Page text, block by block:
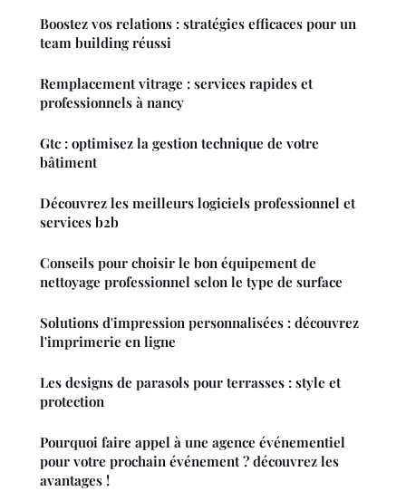
Boostez vos relations : stratégies efficaces pour un
team building réussi
Remplacement vitrage : services rapides et
professionnels à nancy
Gtc : optimisez la gestion technique de votre
bâtiment
Découvrez les meilleurs logiciels professionnel et
services b2b
Conseils pour choisir le bon équipement de
nettoyage professionnel selon le type de surface
Solutions d'impression personnalisées : découvrez
l'imprimerie en ligne
Les designs de parasols pour terrasses : style et
protection
Pourquoi faire appel à une agence événementiel
pour votre prochain événement ? découvrez les
avantages !